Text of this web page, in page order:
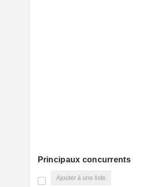
Principaux concurrents
Ajouter à une liste